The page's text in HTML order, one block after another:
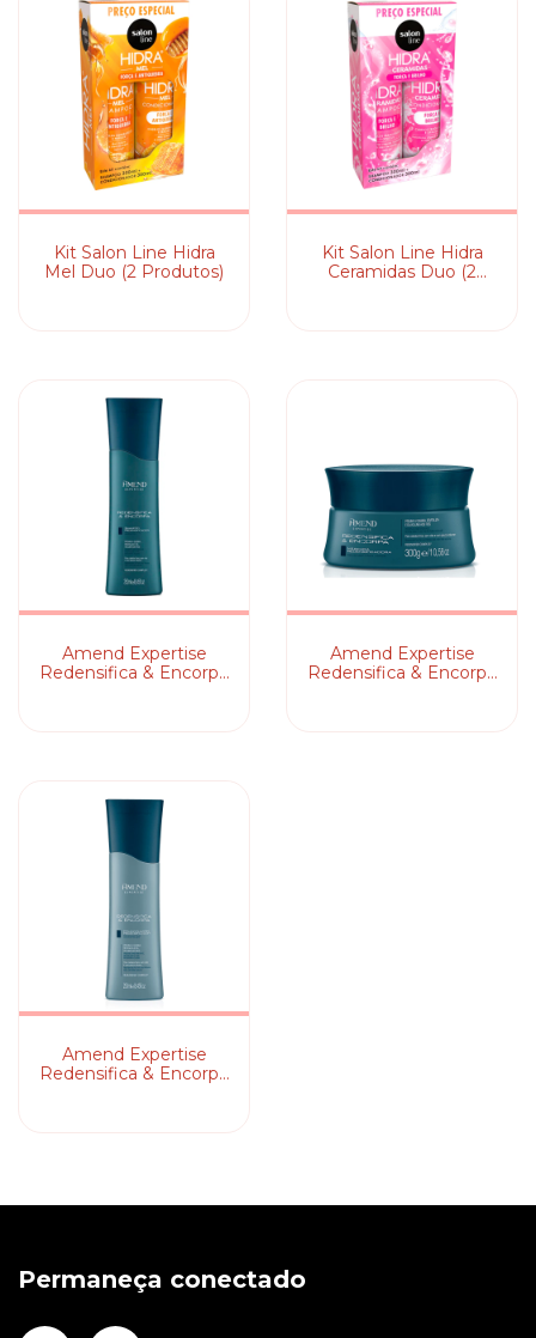
Kit Salon Line Hidra
Mel Duo (2 Produtos)
Kit Salon Line Hidra
Ceramidas Duo (2
Amend Expertise
Redensifica & Encorpa
Amend Expertise
Redensifica & Encorpa
Amend Expertise
Redensifica & Encorpa
Permaneça conectado